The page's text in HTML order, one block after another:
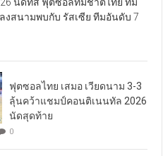
งสนามพบกับ รัสเซีย ทีมอันดับ 7
ฟุตซอลไทย เสมอ เวียดนาม 3-3
ลุ้นคว้าแชมป์คอนติเนนทัล 2026
นัดสุดท้าย
0